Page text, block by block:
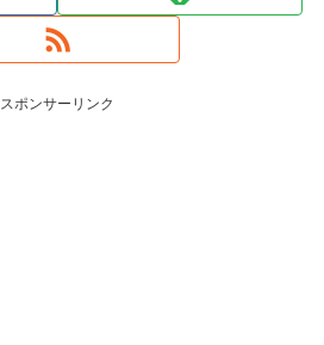
スポンサーリンク